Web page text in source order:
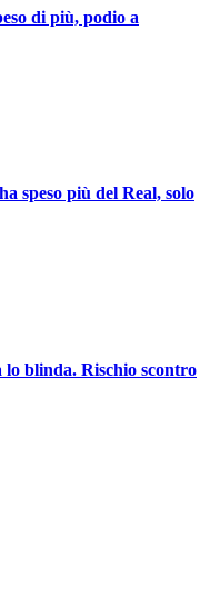
di più, podio a
speso più del Real, solo
lo blinda. Rischio scontro